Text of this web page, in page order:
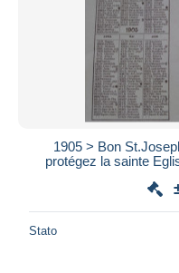
1905 > Bon
protégez la sainte
Stato